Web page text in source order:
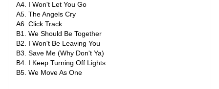
A4. I Won't Let You Go
A5. The Angels Cry
A6. Click Track
B1. We Should Be Together
B2. I Won't Be Leaving You
B3. Save Me (Why Don't Ya)
B4. I Keep Turning Off Lights
B5. We Move As One